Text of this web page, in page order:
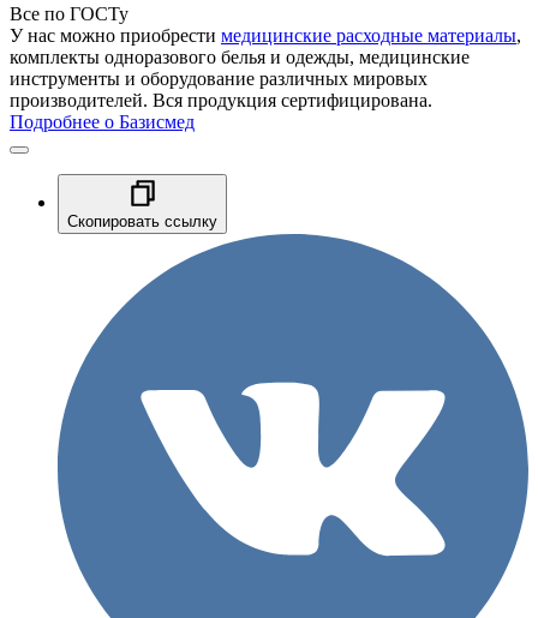
Все по ГОСТу
У нас можно приобрести медицинские расходные материалы,
комплекты одноразового белья и одежды, медицинские
инструменты и оборудование различных мировых
производителей. Вся продукция сертифицирована.
Подробнее о Базисмед
Скопировать ссылку